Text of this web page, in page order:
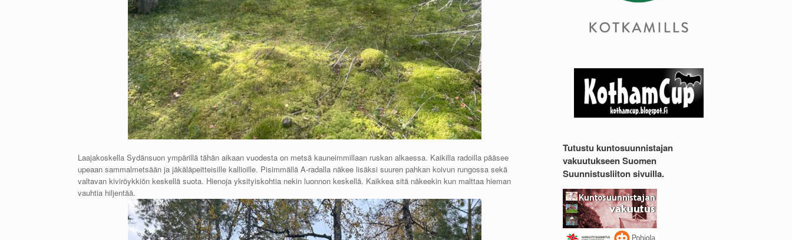
Laajakoskella Sydänsuon ympärillä tähän aikaan vuodesta on metsä kauneimmillaan ruskan alkaessa. Kaikilla radoilla pääsee
upeaan sammalmetsään ja jäkäläpeitteisille kallioille. Pisimmällä A-radalla näkee lisäksi suuren pahkan koivun rungossa sekä
valtavan kiviröykkiön keskellä suota. Hienoja yksityiskohtia nekin luonnon keskellä. Kaikkea sitä näkeekin kun malttaa hieman
vauhtia hiljentää.
Tutustu kuntosuunnistajan
vakuutukseen Suomen
Suunnistusliiton sivuilla.